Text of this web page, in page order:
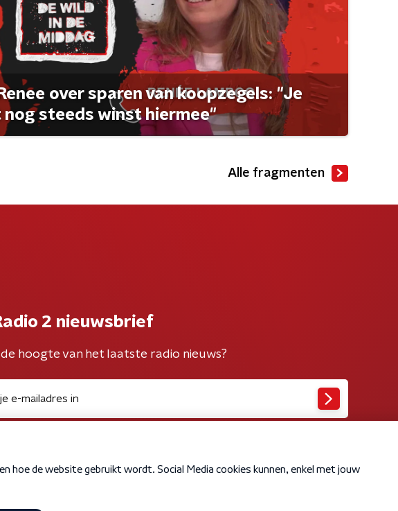
over sparen van koopzegels: "Je
nog steeds winst hiermee"
Alle fragmenten
2 nieuwsbrief
hoogte van het laatste radio nieuws?